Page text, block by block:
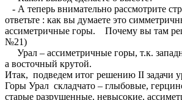
- А теперь внимательно рассмотрите
ответьте : как вы думаете это
ассиметричные горы. Почему вы
№21)
Урал – ассиметричные горы, т.к.
а восточный крутой.
Итак, подведем итог решению II задачи
Горы Урал складчато – глыбовые,
старые разрушенные, невысокие,